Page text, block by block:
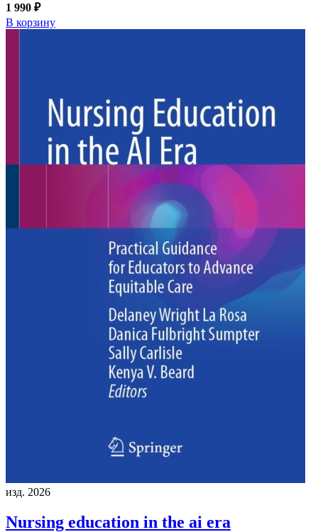
1 990 ₽
В корзину
изд. 2026
Nursing education in the ai era